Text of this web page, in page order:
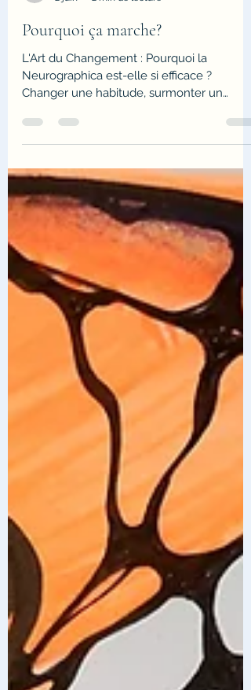
2 juin
2 min de lecture
Pourquoi ça marche?
L'Art du Changement : Pourquoi la
Neurographica est-elle si efficace ?
Changer une habitude, surmonter un
ne suffit pas. C'est là que la Neurographica
fait toute la différence : elle s'impose
comme une méthode d'accompagnement
du changement d'une efficacité
redoutable, car elle ne se contente pas de
faire réfléchir, elle fait agir votre cerveau en
profondeur. Le secret de son efficacité : L